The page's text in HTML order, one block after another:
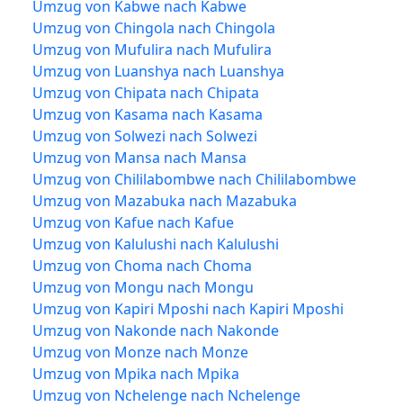
Umzug von Kabwe nach Kabwe
Umzug von Chingola nach Chingola
Umzug von Mufulira nach Mufulira
Umzug von Luanshya nach Luanshya
Umzug von Chipata nach Chipata
Umzug von Kasama nach Kasama
Umzug von Solwezi nach Solwezi
Umzug von Mansa nach Mansa
Umzug von Chililabombwe nach Chililabombwe
Umzug von Mazabuka nach Mazabuka
Umzug von Kafue nach Kafue
Umzug von Kalulushi nach Kalulushi
Umzug von Choma nach Choma
Umzug von Mongu nach Mongu
Umzug von Kapiri Mposhi nach Kapiri Mposhi
Umzug von Nakonde nach Nakonde
Umzug von Monze nach Monze
Umzug von Mpika nach Mpika
Umzug von Nchelenge nach Nchelenge